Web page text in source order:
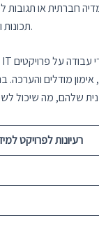
חברתית או תגובות
תכונות ויישום של אלגוריתמי רגרסיה כדי לחזות תכונות אישיות.
מודלים
שלהם, מה שיכול
רעיונות לפרויקט